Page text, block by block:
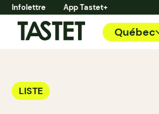
Infolettre App Tastet+
Québec
LISTE